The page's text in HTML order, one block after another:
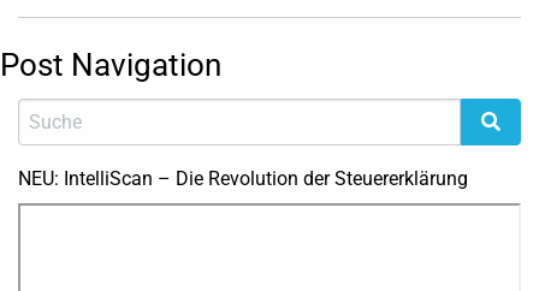
Post Navigation
NEU: IntelliScan – Die Revolution der Steuererklärung